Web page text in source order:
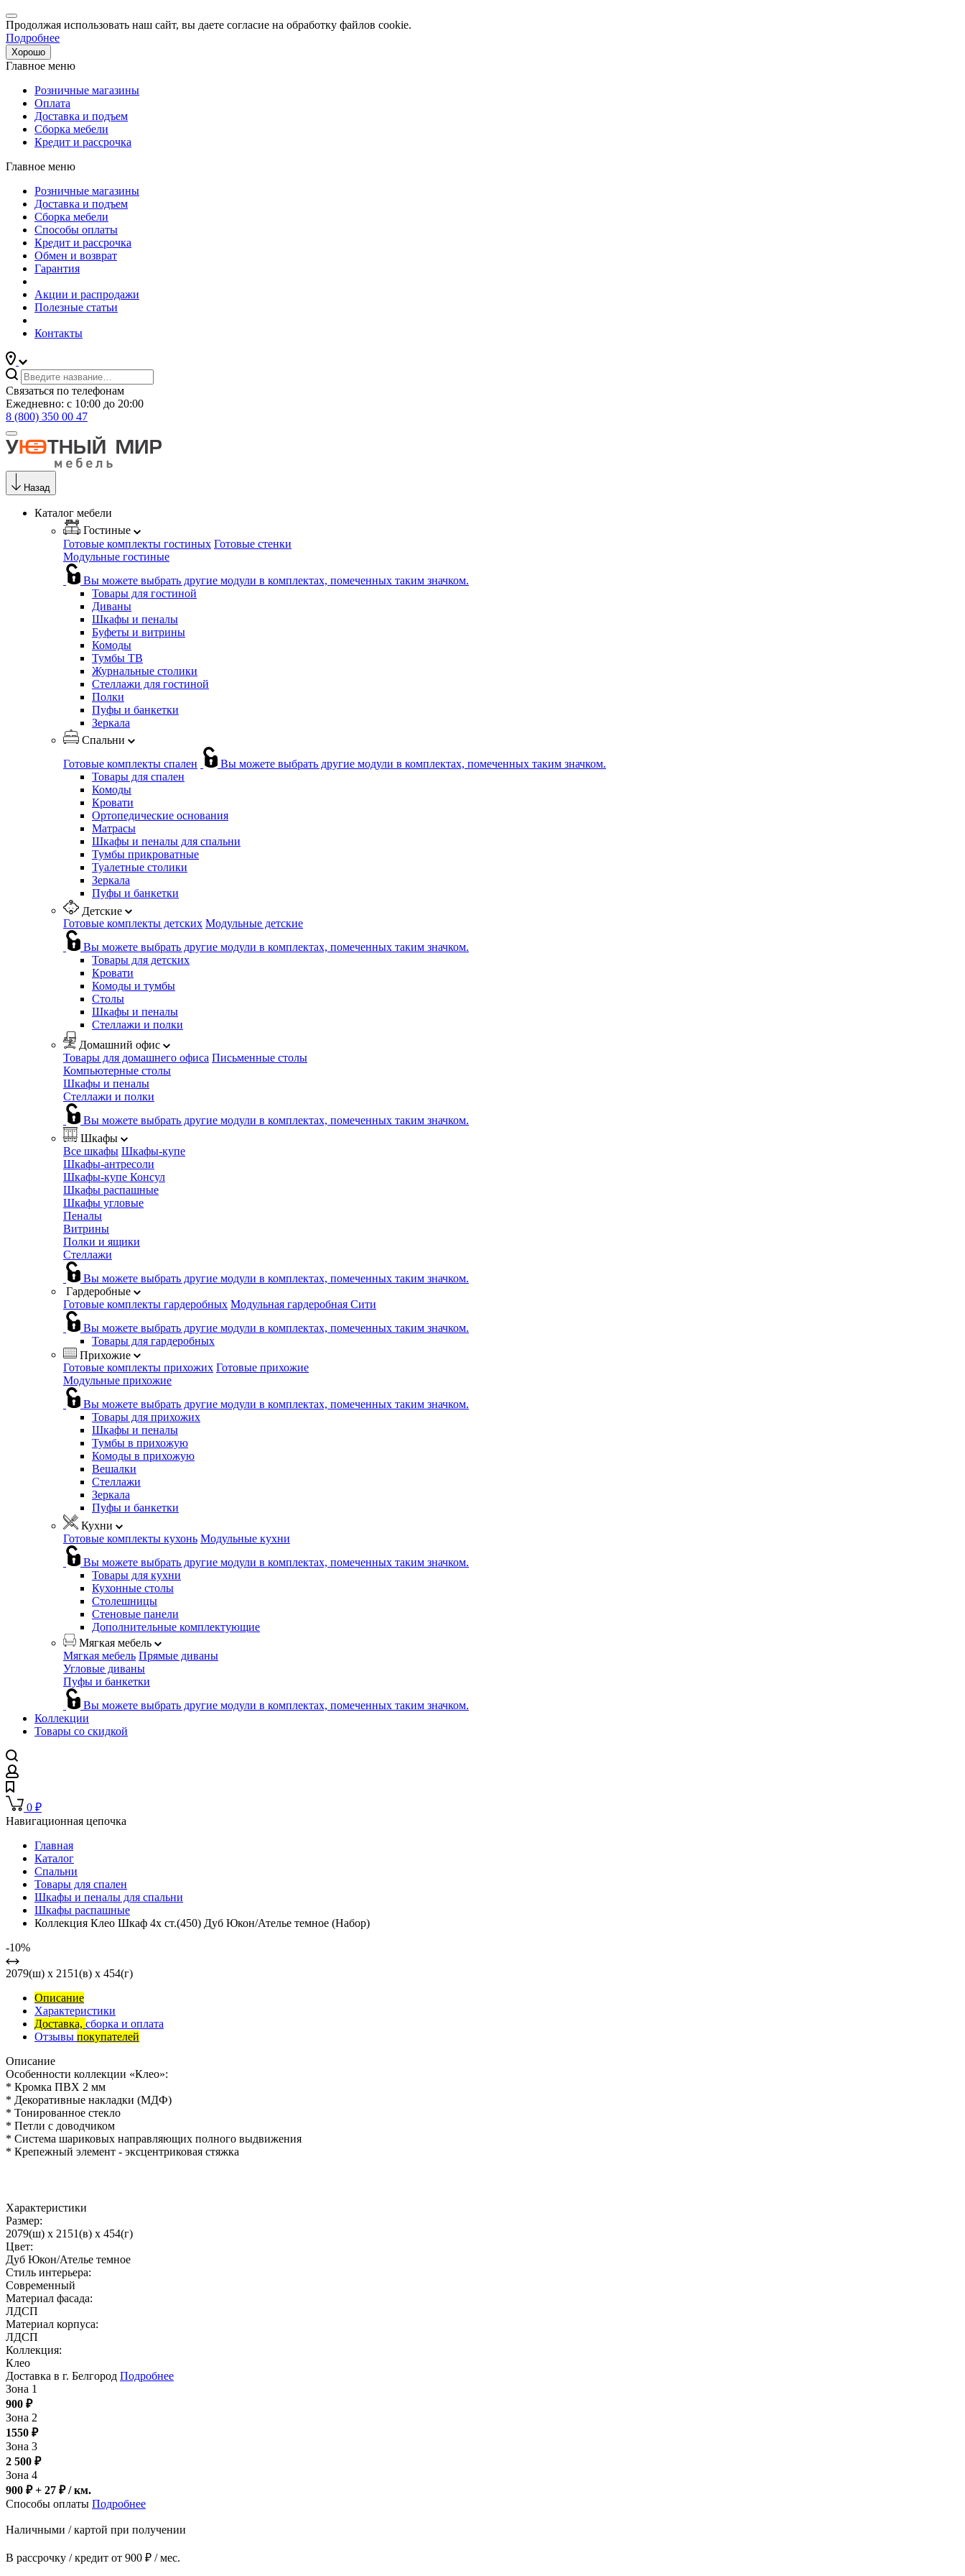
Продолжая использовать наш сайт, вы даете согласие на обработку файлов cookie.
Подробнее
Хорошо
Главное меню
Розничные магазины
Оплата
Доставка и подъем
Сборка мебели
Кредит и рассрочка
Главное меню
Розничные магазины
Доставка и подъем
Сборка мебели
Способы оплаты
Кредит и рассрочка
Обмен и возврат
Гарантия
Акции и распродажи
Полезные статьи
Контакты
Связаться по телефонам
Ежедневно: с 10:00 до 20:00
8 (800) 350 00 47
Назад
Каталог мебели
Гостиные
Готовые комплекты гостиных Готовые стенки
Модульные гостиные
Вы можете выбрать другие модули в комплектах, помеченных таким значком.
Товары для гостиной
Диваны
Шкафы и пеналы
Буфеты и витрины
Комоды
Тумбы ТВ
Журнальные столики
Стеллажи для гостиной
Полки
Пуфы и банкетки
Зеркала
Спальни
Готовые комплекты спален
Вы можете выбрать другие модули в комплектах, помеченных таким значком.
Товары для спален
Комоды
Кровати
Ортопедические основания
Матрасы
Шкафы и пеналы для спальни
Тумбы прикроватные
Туалетные столики
Зеркала
Пуфы и банкетки
Детские
Готовые комплекты детских Модульные детские
Вы можете выбрать другие модули в комплектах, помеченных таким значком.
Товары для детских
Кровати
Комоды и тумбы
Столы
Шкафы и пеналы
Стеллажи и полки
Домашний офис
Товары для домашнего офиса Письменные столы
Компьютерные столы
Шкафы и пеналы
Стеллажи и полки
Вы можете выбрать другие модули в комплектах, помеченных таким значком.
Шкафы
Все шкафы Шкафы-купе
Шкафы-антресоли
Шкафы-купе Консул
Шкафы распашные
Шкафы угловые
Пеналы
Витрины
Полки и ящики
Стеллажи
Вы можете выбрать другие модули в комплектах, помеченных таким значком.
Гардеробные
Готовые комплекты гардеробных Модульная гардеробная Сити
Вы можете выбрать другие модули в комплектах, помеченных таким значком.
Товары для гардеробных
Прихожие
Готовые комплекты прихожих Готовые прихожие
Модульные прихожие
Вы можете выбрать другие модули в комплектах, помеченных таким значком.
Товары для прихожих
Шкафы и пеналы
Тумбы в прихожую
Комоды в прихожую
Вешалки
Стеллажи
Зеркала
Пуфы и банкетки
Кухни
Готовые комплекты кухонь Модульные кухни
Вы можете выбрать другие модули в комплектах, помеченных таким значком.
Товары для кухни
Кухонные столы
Столешницы
Стеновые панели
Дополнительные комплектующие
Мягкая мебель
Мягкая мебель Прямые диваны
Угловые диваны
Пуфы и банкетки
Вы можете выбрать другие модули в комплектах, помеченных таким значком.
Коллекции
Товары со скидкой
0 ₽
Навигационная цепочка
Главная
Каталог
Спальни
Товары для спален
Шкафы и пеналы для спальни
Шкафы распашные
Коллекция Клео Шкаф 4х ст.(450) Дуб Юкон/Ателье темное (Набор)
-10%
2079(ш) x 2151(в) x 454(г)
Описание
Характеристики
Доставка, сборка и оплата
Отзывы покупателей
Описание
Особенности коллекции «Клео»:
* Кромка ПВХ 2 мм
* Декоративные накладки (МДФ)
* Тонированное стекло
* Петли с доводчиком
* Система шариковых направляющих полного выдвижения
* Крепежный элемент - эксцентриковая стяжка
Характеристики
Размер:
2079(ш) x 2151(в) x 454(г)
Цвет:
Дуб Юкон/Ателье темное
Стиль интерьера:
Современный
Материал фасада:
ЛДСП
Материал корпуса:
ЛДСП
Коллекция:
Клео
Доставка в г. Белгород Подробнее
Зона 1
900 ₽
Зона 2
1550 ₽
Зона 3
2 500 ₽
Зона 4
900 ₽ + 27 ₽/ км.
Способы оплаты Подробнее
Наличными / картой при получении
В рассрочку / кредит от 900 ₽ / мес.